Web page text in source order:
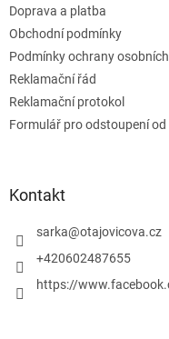
Doprava a platba
Obchodní podmínky
Podmínky ochrany
Reklamační řád
Reklamační protokol
Formulář pro odstoupení
Kontakt
sarka@otajovicova.cz
+420602487655
https://